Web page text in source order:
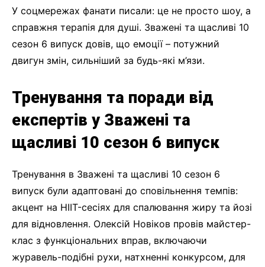
У соцмережах фанати писали: це не просто шоу, а
справжня терапія для душі. Зважені та щасливі 10
сезон 6 випуск довів, що емоції – потужний
двигун змін, сильніший за будь-які м’язи.
Тренування та поради від
експертів у Зважені та
щасливі 10 сезон 6 випуск
Тренування в Зважені та щасливі 10 сезон 6
випуск були адаптовані до сповільнення темпів:
акцент на HIIT-сесіях для спалювання жиру та йозі
для відновлення. Олексій Новіков провів майстер-
клас з функціональних вправ, включаючи
журавель-подібні рухи, натхненні конкурсом, для